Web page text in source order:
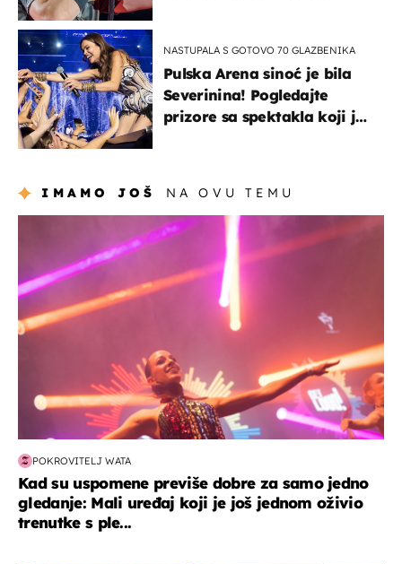
NASTUPALA S GOTOVO 70 GLAZBENIKA
Pulska Arena sinoć je bila
Severinina! Pogledajte
prizore sa spektakla koji je
IMAMO JOŠ NA OVU TEMU
POKROVITELJ WATA
Kad su uspomene previše dobre za samo jedno
gledanje: Mali uređaj koji je još jednom oživio
trenutke s ple...